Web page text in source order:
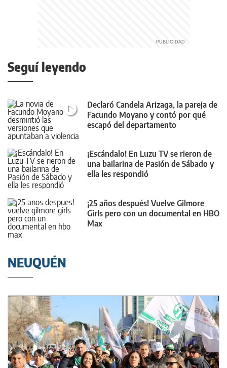
Seguí leyendo
Declaró Candela Arizaga, la pareja de
Facundo Moyano y contó por qué
escapó del departamento
¡Escándalo! En Luzu TV se rieron de
una bailarina de Pasión de Sábado y
ella les respondió
¡25 años después! Vuelve Gilmore
Girls pero con un documental en HBO
Max
NEUQUÉN